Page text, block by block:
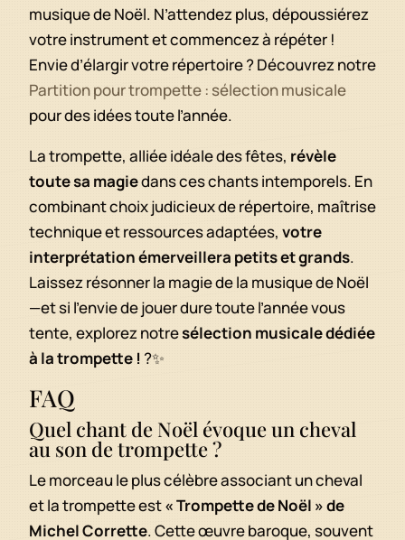
musique de Noël. N’attendez plus, dépoussiérez
votre instrument et commencez à répéter !
Envie d’élargir votre répertoire ? Découvrez notre
Partition pour trompette : sélection musicale
pour des idées toute l’année.
La trompette, alliée idéale des fêtes, révèle
toute sa magiedans ces chants intemporels. En
combinant choix judicieux de répertoire, maîtrise
technique et ressources adaptées, votre
interprétation émerveillera petits et grands.
Laissez résonner la magie de la musique de Noël
—et si l’envie de jouer dure toute l’année vous
tente, explorez notresélection musicale dédiée
à la trompette ! ?✨
FAQ
Quel chant de Noël évoque un cheval
au son de trompette ?
Le morceau le plus célèbre associant un cheval
et la trompette est« Trompette de Noël » de
Michel Corrette. Cette œuvre baroque, souvent